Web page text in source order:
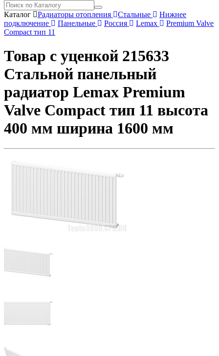
Каталог Радиаторы отопления Стальные
Нижнее
подключение
Панельные Россия Lemax
Premium Valve
Compact тип 11
Товар с уценкой 215633
Стальной панельный
радиатор Lemax Premium
Valve Compact тип 11 высота
400 мм ширина 1600 мм